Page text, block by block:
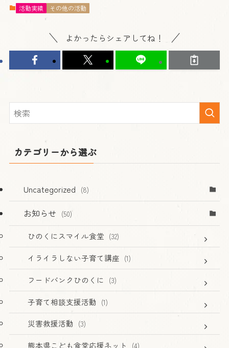
活動実績 その他の活動
よかったらシェアしてね！
カテゴリーから選ぶ
Uncategorized (8)
お知らせ (50)
ひのくにスマイル食堂 (32)
イライラしない子育て講座 (1)
フードバンクひのくに (3)
子育て相談支援活動 (1)
災害救援活動 (3)
熊本県こども食堂応援ネット (4)